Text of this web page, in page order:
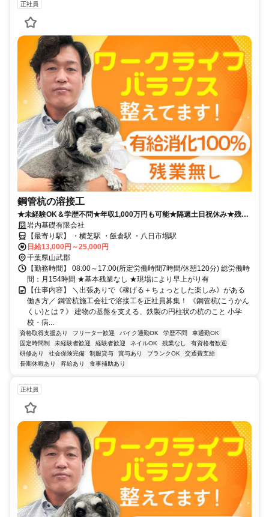
正社員
鋼管杭の溶接工
★未経験OK＆学歴不問★年収1,000万円も可能★隔週土日祝休み★残業
なし★有給取得率100％★力仕事なし
岩内基礎有限会社
【最寄り駅】 ・横芝駅 ・飯倉駅 ・八日市場駅
日給13,000円～25,000円
千葉県山武郡
【勤務時間】 08:00～17:00(所定労働時間7時間/休憩120分) 総労働時
間：月154時間 ★基本残業なし ★現場により早上がり有
【仕事内容】 ＼出張ありで《稼げる＋ちょっとした楽しみ》がある
働き方／ 鋼管杭施工会社で溶接工を正社員募集！ 《鋼管杭(こうかん
くい)とは？》 建物の基盤を支える、鉄製の円柱状の杭のこと 小学
校・病...
資格取得支援あり フリーター歓迎 バイク通勤OK 学歴不問
車通勤OK
固定時間制
未経験者歓迎 経験者歓迎 ネイルOK 残業なし
有資格者歓迎
研修あり
社会保険完備 制服貸与 賞与あり ブランクOK
交通費支給
長期休暇あり
昇給あり 食事補助あり
正社員